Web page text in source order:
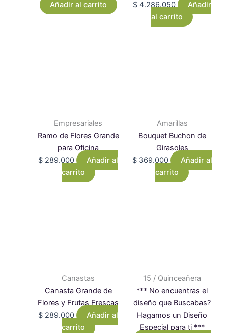
Añadir al carrito $ 4.286.050
Añadir
al carrito
Empresariales
Ramo de Flores Grande
para Oficina
$ 289.000
Añadir al
carrito
Amarillas
Bouquet Buchon de
Girasoles
$369.000
Añadir al
carrito
Canastas
Canasta Grande de
Flores y Frutas Frescas
$ 289.000
Añadir al
carrito
15 / Quinceañera
*** No encuentras el
diseño que Buscabas?
Hagamos un Diseño
Especial para ti ***